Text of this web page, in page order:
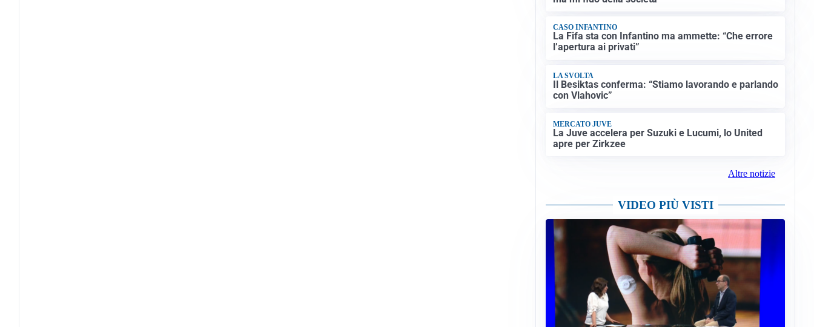
CASO INFANTINO
La Fifa sta con Infantino ma ammette: “Che errore
l’apertura ai privati”
LA SVOLTA
Il Besiktas conferma: “Stiamo lavorando e parlando
con Vlahovic”
MERCATO JUVE
La Juve accelera per Suzuki e Lucumi, lo United
apre per Zirkzee
Altre notizie
VIDEO PIÙ VISTI